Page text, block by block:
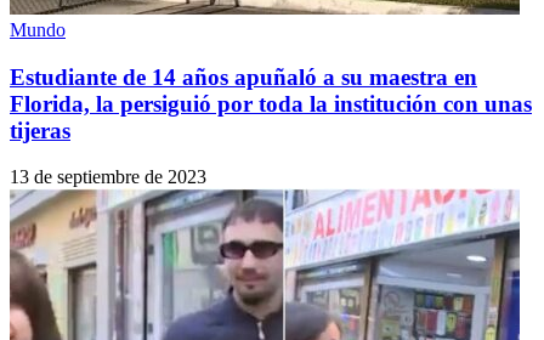
Mundo
Estudiante de 14 años apuñaló a su maestra en
Florida, la persiguió por toda la institución con unas
tijeras
13 de septiembre de 2023